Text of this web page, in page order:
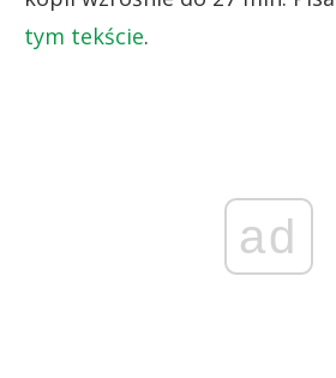
tym tekście.
ad